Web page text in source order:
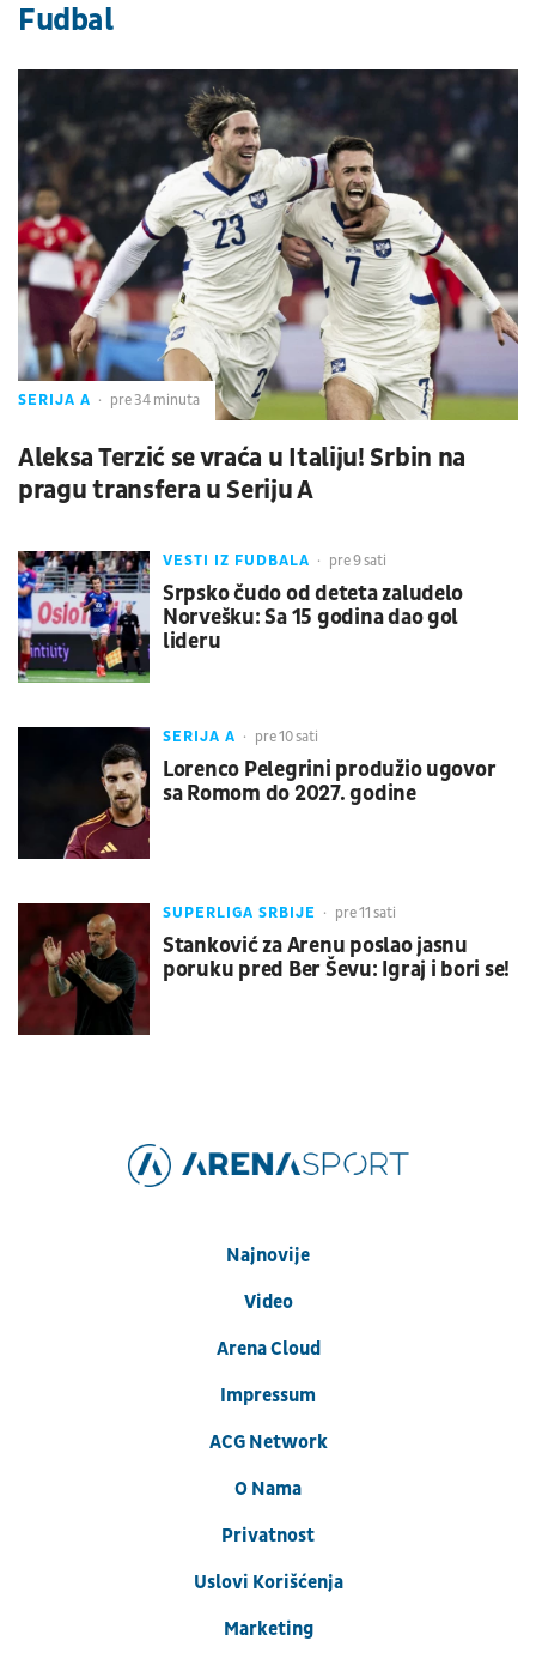
Fudbal
SERIJA A pre 34 minuta
Aleksa Terzić se vraća u Italiju! Srbin na
pragu transfera u Seriju A
VESTI IZ FUDBALA pre 9 sati
Srpsko čudo od deteta zaludelo
Norvešku: Sa 15 godina dao gol
lideru
SERIJA A pre 10 sati
Lorenco Pelegrini produžio ugovor
sa Romom do 2027. godine
SUPERLIGA SRBIJE pre 11 sati
Stanković za Arenu poslao jasnu
poruku pred Ber Ševu: Igraj i bori se!
Najnovije
Video
Arena Cloud
Impressum
ACG Network
O Nama
Privatnost
Uslovi Korišćenja
Marketing